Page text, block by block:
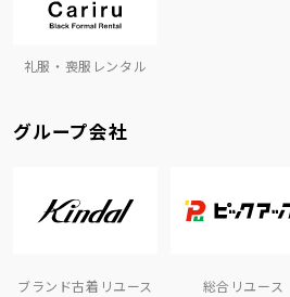
礼服・喪服レンタル
グループ会社
ブランド古着リユース 総合リユース